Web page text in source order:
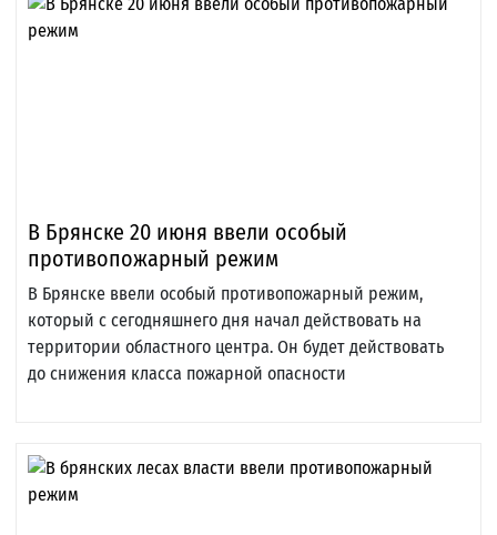
В Брянске 20 июня ввели особый
противопожарный режим
В Брянске ввели особый противопожарный режим,
который с сегодняшнего дня начал действовать на
территории областного центра. Он будет действовать
до снижения класса пожарной опасности